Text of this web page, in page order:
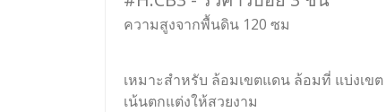
ความสูงจากพื้นดิน 120 ซม
เหมาะสำหรับ ล้อมเขตแดน ล้อมที่ แบ่งเขต
เน้นตกแต่งให้สวยงาม